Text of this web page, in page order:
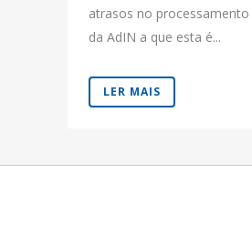
atrasos no
da AdIN a que esta é...
LER MAIS